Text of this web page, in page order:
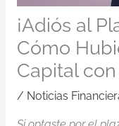
¡Adiós al
Cómo
Capital
/ Noticias